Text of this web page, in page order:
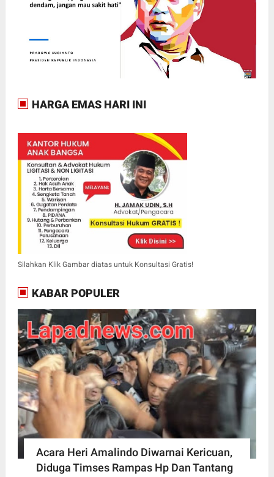
HARGA EMAS HARI INI
Silahkan Klik Gambar diatas untuk Konsultasi Gratis!
KABAR POPULER
Acara Heri Amalindo Diwarnai Kericuan,
Diduga Timses Rampas Hp Dan Tantang